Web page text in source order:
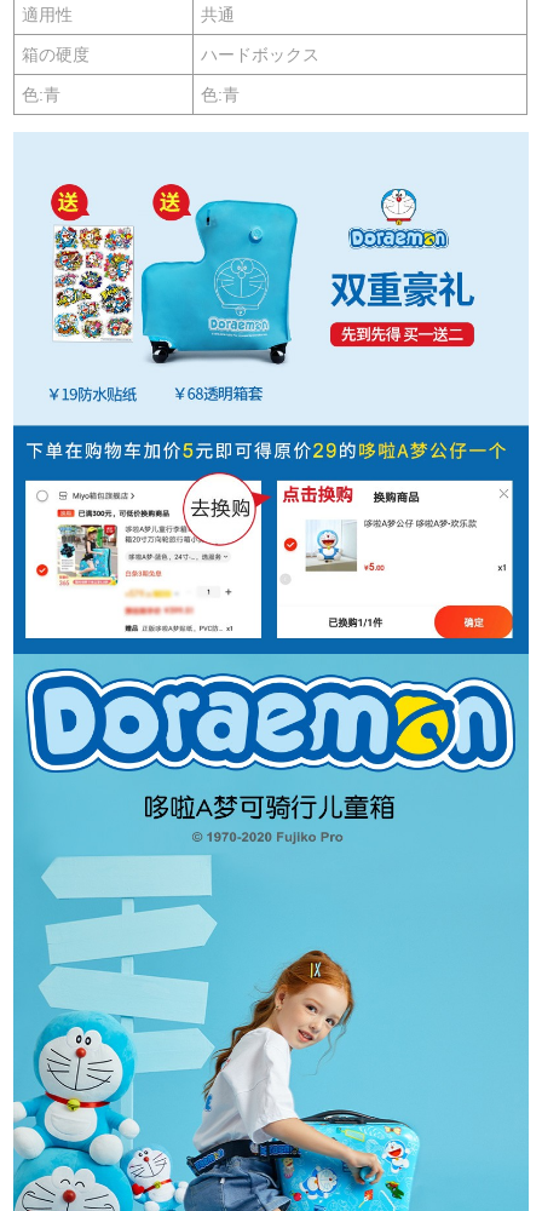
適用性 共通
箱の硬度 ハードボックス
色:青 色:青